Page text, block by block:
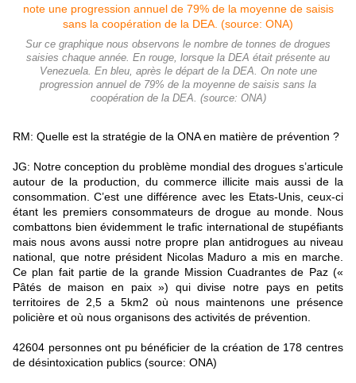
Sur ce graphique nous observons le nombre de tonnes de drogues
saisies chaque année. En rouge, lorsque la DEA était présente au
Venezuela. En bleu, après le départ de la DEA. On note une
progression annuel de 79% de la moyenne de saisis sans la
coopération de la DEA. (source: ONA)
RM: Quelle est la stratégie de la ONA en matière de prévention ?
JG: Notre conception du problème mondial des drogues s’articule
autour de la production, du commerce illicite mais aussi de la
consommation. C’est une différence avec les Etats-Unis, ceux-ci
étant les premiers consommateurs de drogue au monde. Nous
combattons bien évidemment le trafic international de stupéfiants
mais nous avons aussi notre propre plan antidrogues au niveau
national, que notre président Nicolas Maduro a mis en marche.
Ce plan fait partie de la grande Mission Cuadrantes de Paz («
Pâtés de maison en paix ») qui divise notre pays en petits
territoires de 2,5 a 5km2 où nous maintenons une présence
policière et où nous organisons des activités de prévention.
42604 personnes ont pu bénéficier de la création de 178 centres
de désintoxication publics (source: ONA)